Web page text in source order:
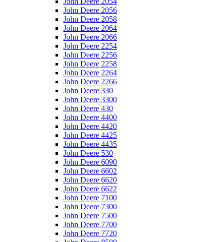
John Deere 2056
John Deere 2058
John Deere 2064
John Deere 2066
John Deere 2254
John Deere 2256
John Deere 2258
John Deere 2264
John Deere 2266
John Deere 330
John Deere 3300
John Deere 430
John Deere 4400
John Deere 4420
John Deere 4425
John Deere 4435
John Deere 530
John Deere 6090
John Deere 6602
John Deere 6620
John Deere 6622
John Deere 7100
John Deere 7300
John Deere 7500
John Deere 7700
John Deere 7720